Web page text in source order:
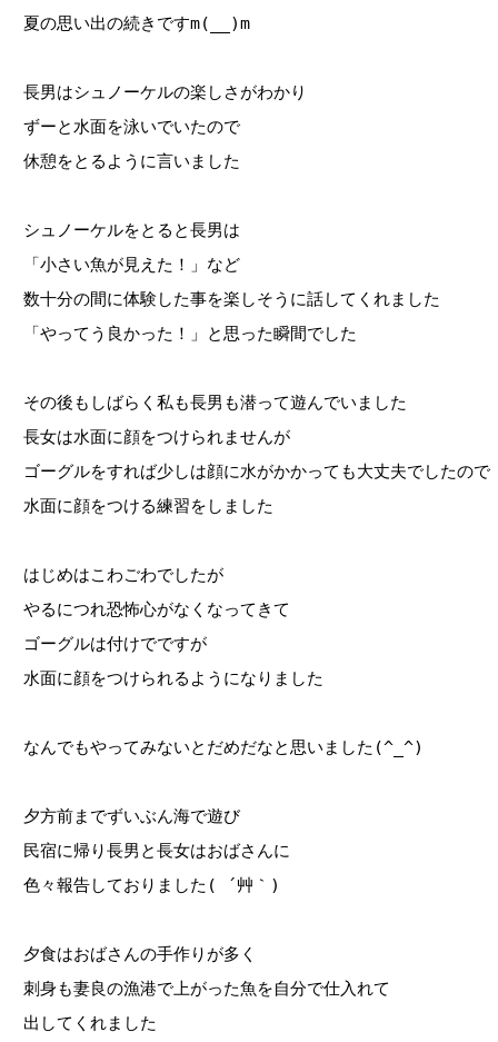
夏の思い出の続きですm(__)m
長男はシュノーケルの楽しさがわかり
ずーと水面を泳いでいたので
休憩をとるように言いました
シュノーケルをとると長男は
「小さい魚が見えた！」など
数十分の間に体験した事を楽しそうに話してくれました
「やってう良かった！」と思った瞬間でした
その後もしばらく私も長男も潜って遊んでいました
長女は水面に顔をつけられませんが
ゴーグルをすれば少しは顔に水がかかっても大丈夫でしたので
水面に顔をつける練習をしました
はじめはこわごわでしたが
やるにつれ恐怖心がなくなってきて
ゴーグルは付けでですが
水面に顔をつけられるようになりました
なんでもやってみないとだめだなと思いました(^_^)
夕方前までずいぶん海で遊び
民宿に帰り長男と長女はおばさんに
色々報告しておりました( ´艸｀)
夕食はおばさんの手作りが多く
刺身も妻良の漁港で上がった魚を自分で仕入れて
出してくれました